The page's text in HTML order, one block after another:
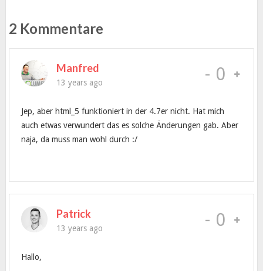
2 Kommentare
Manfred
13 years ago - 0
Jep, aber html_5 funktioniert in der 4.7er nicht. Hat mich
auch etwas verwundert das es solche Änderungen gab. Aber
naja, da muss man wohl durch :/
Patrick
13 years ago - 0
Hallo,